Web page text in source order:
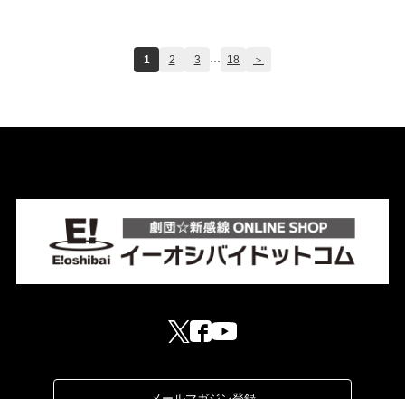
1 2 3 18 ＞